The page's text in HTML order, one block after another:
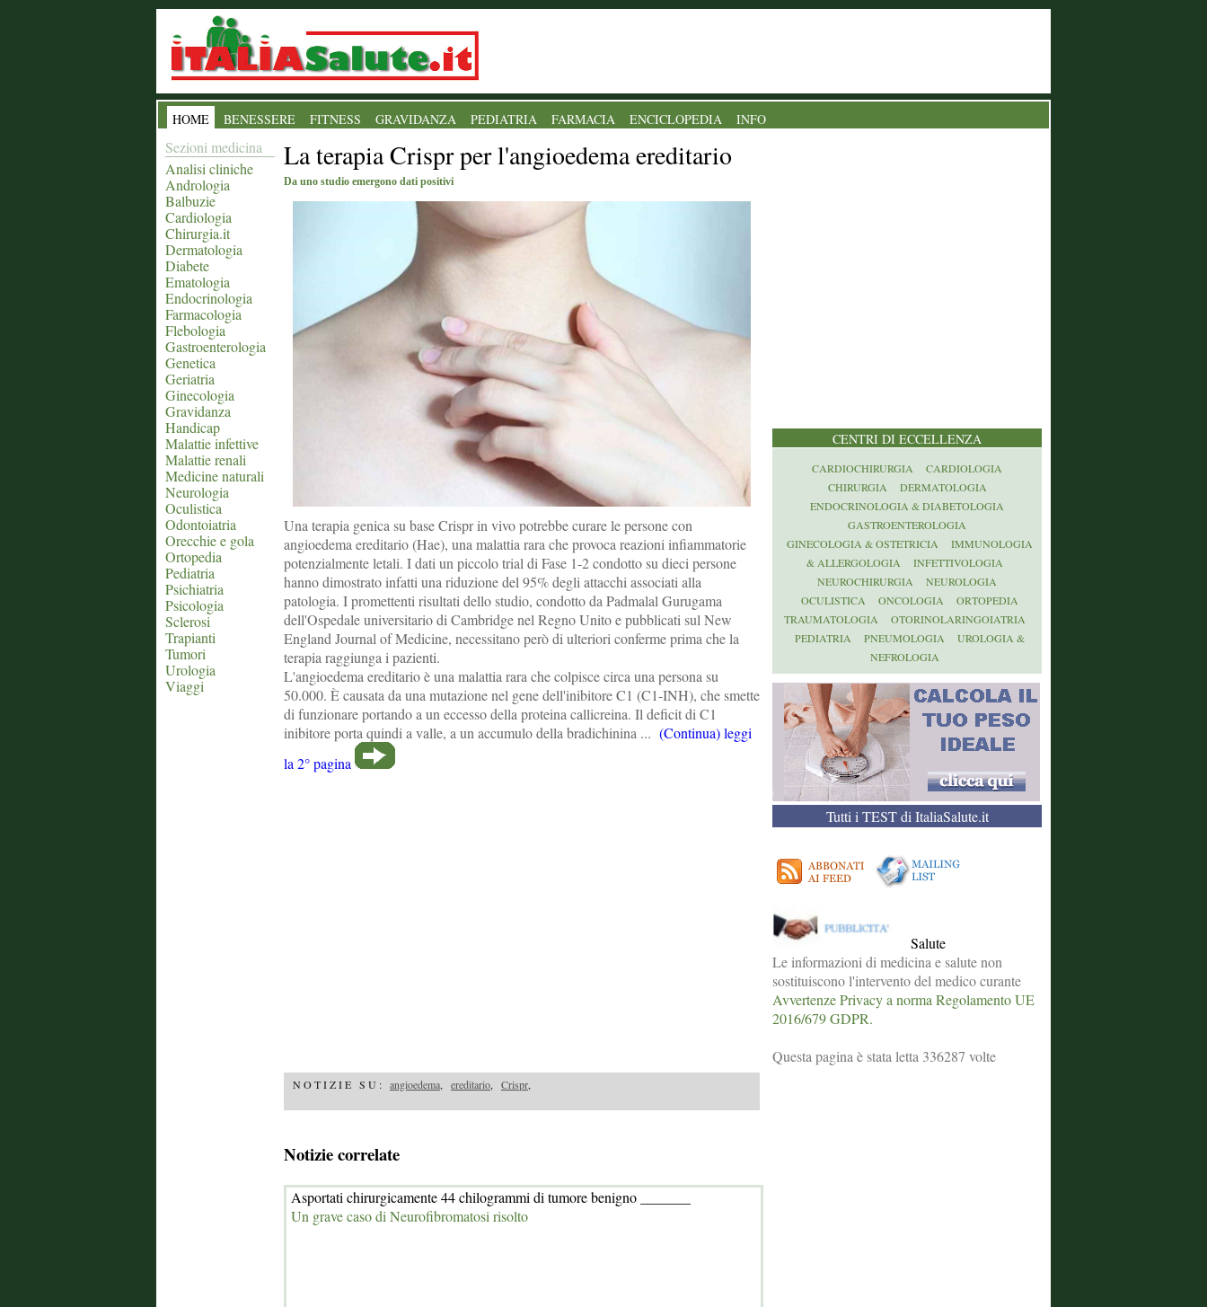
HOME BENESSERE FITNESS GRAVIDANZA PEDIATRIA FARMACIA ENCICLOPEDIA INFO
Sezioni medicina
Analisi cliniche
Andrologia
Balbuzie
Cardiologia
Chirurgia.it
Dermatologia
Diabete
Ematologia
Endocrinologia
Farmacologia
Flebologia
Gastroenterologia
Genetica
Geriatria
Ginecologia
Gravidanza
Handicap
Malattie infettive
Malattie renali
Medicine naturali
Neurologia
Oculistica
Odontoiatria
Orecchie e gola
Ortopedia
Pediatria
Psichiatria
Psicologia
Sclerosi
Trapianti
Tumori
Urologia
Viaggi
La terapia Crispr per l'angioedema ereditario
Da uno studio emergono dati positivi
Una terapia genica su base Crispr in vivo potrebbe curare le persone con
angioedema ereditario (Hae), una malattia rara che provoca reazioni infiammatorie
potenzialmente letali. I dati un piccolo trial di Fase 1-2 condotto su dieci persone
hanno dimostrato infatti una riduzione del 95% degli attacchi associati alla
patologia. I promettenti risultati dello studio, condotto da Padmalal Gurugama
dell'Ospedale universitario di Cambridge nel Regno Unito e pubblicati sul New
England Journal of Medicine, necessitano però di ulteriori conferme prima che la
terapia raggiunga i pazienti.
L'angioedema ereditario è una malattia rara che colpisce circa una persona su
50.000. È causata da una mutazione nel gene dell'inibitore C1 (C1-INH), che smette
di funzionare portando a un eccesso della proteina callicreina. Il deficit di C1
inibitore porta quindi a valle, a un accumulo della bradichinina ... (Continua) leggi
la 2° pagina
NOTIZIE SU: angioedema, ereditario, Crispr,
Notizie correlate
Asportati chirurgicamente 44 chilogrammi di tumore benigno _______
Un grave caso di Neurofibromatosi risolto
CENTRI DI ECCELLENZA
CARDIOCHIRURGIA
CARDIOLOGIA
CHIRURGIA
DERMATOLOGIA
ENDOCRINOLOGIA & DIABETOLOGIA
GASTROENTEROLOGIA
GINECOLOGIA & OSTETRICIA
IMMUNOLOGIA
& ALLERGOLOGIA
INFETTIVOLOGIA
NEUROCHIRURGIA
NEUROLOGIA
OCULISTICA
ONCOLOGIA
ORTOPEDIA
TRAUMATOLOGIA
OTORINOLARINGOIATRIA
PEDIATRIA
PNEUMOLOGIA
UROLOGIA &
NEFROLOGIA
Tutti i TEST di ItaliaSalute.it
Salute
Le informazioni di medicina e salute non
sostituiscono l'intervento del medico curante
Avvertenze Privacy a norma Regolamento UE
2016/679 GDPR.
Questa pagina è stata letta 336287 volte